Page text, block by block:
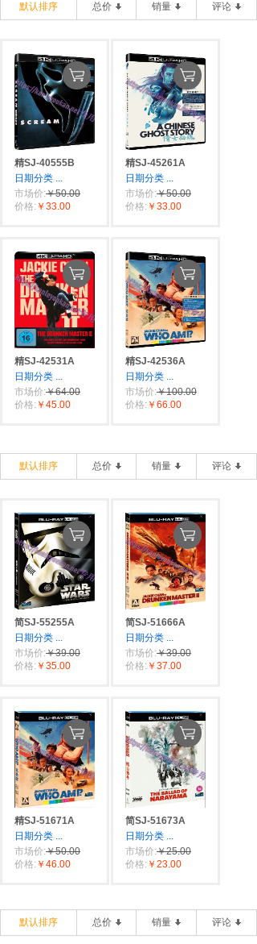
默认排序 总价 销量 评论
精SJ-40555B
日期分类 ...
市场价:￥50.00
价格: ￥33.00
精SJ-45261A
日期分类 ...
市场价:￥50.00
价格: ￥33.00
精SJ-42531A
日期分类 ...
市场价:￥64.00
价格: ￥45.00
精SJ-42536A
日期分类 ...
市场价:￥100.00
价格: ￥66.00
默认排序 总价 销量 评论
简SJ-55255A
日期分类 ...
市场价:￥39.00
价格: ￥35.00
简SJ-51666A
日期分类 ...
市场价:￥39.00
价格: ￥37.00
精SJ-51671A
日期分类 ...
市场价:￥50.00
价格: ￥46.00
简SJ-51673A
日期分类 ...
市场价:￥25.00
价格: ￥23.00
默认排序 总价 销量 评论